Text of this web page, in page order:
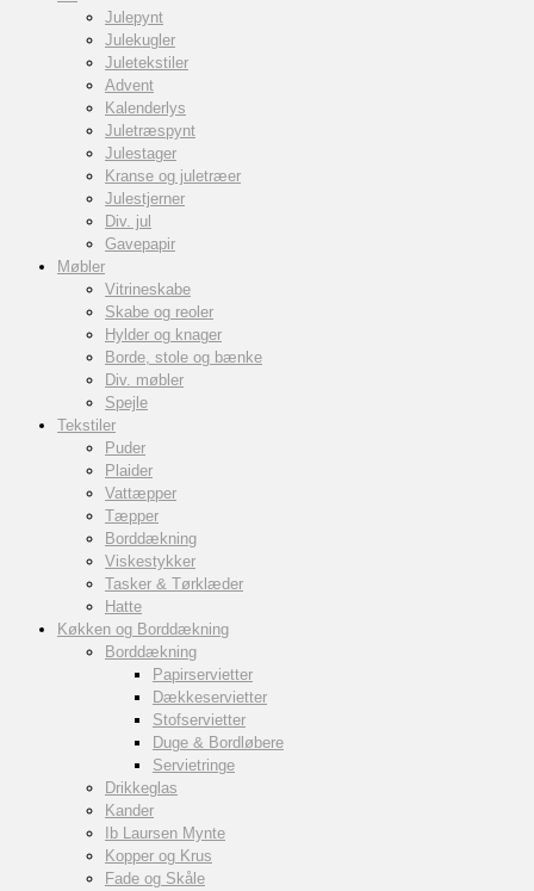
Julepynt
Julekugler
Juletekstiler
Advent
Kalenderlys
Juletræspynt
Julestager
Kranse og juletræer
Julestjerner
Div. jul
Gavepapir
Møbler
Vitrineskabe
Skabe og reoler
Hylder og knager
Borde, stole og bænke
Div. møbler
Spejle
Tekstiler
Puder
Plaider
Vattæpper
Tæpper
Borddækning
Viskestykker
Tasker & Tørklæder
Hatte
Køkken og Borddækning
Borddækning
Papirservietter
Dækkeservietter
Stofservietter
Duge & Bordløbere
Servietringe
Drikkeglas
Kander
Ib Laursen Mynte
Kopper og Krus
Fade og Skåle